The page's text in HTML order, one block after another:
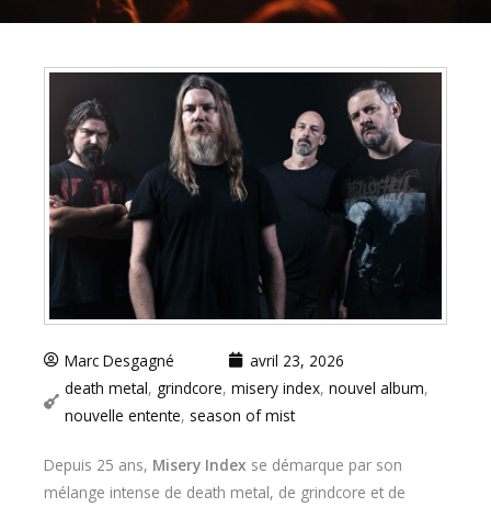
Marc Desgagné
avril 23, 2026
death metal, grindcore, misery index, nouvel album,
nouvelle entente, season of mist
Depuis 25 ans, Misery Index se démarque par son
mélange intense de death metal, de grindcore et de